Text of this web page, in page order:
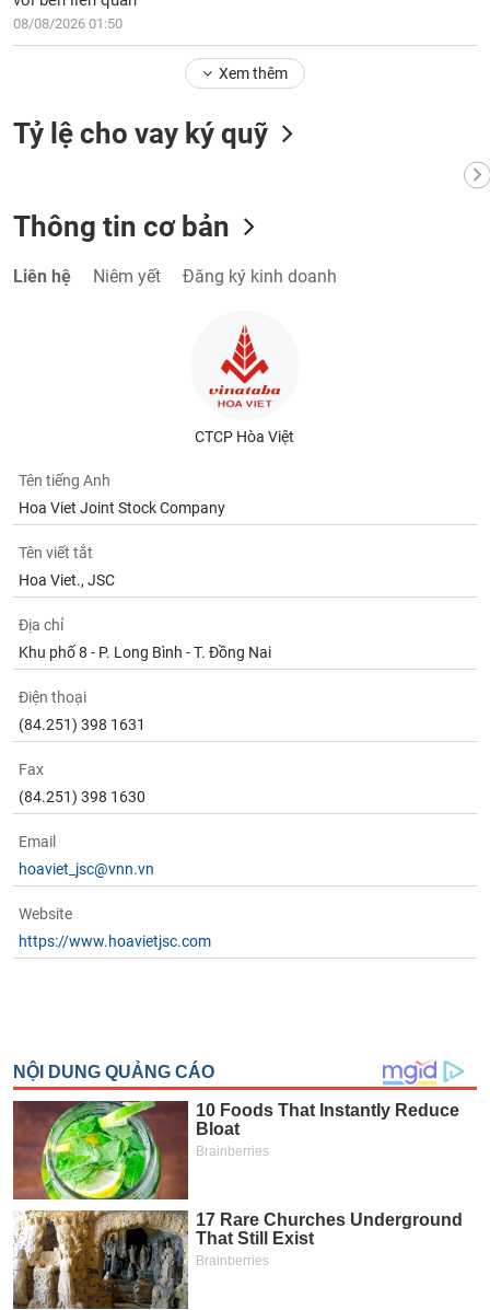
08/08/2026 01:50
Xem thêm
Tỷ lệ cho vay ký quỹ
Thông tin cơ bản
Liên hệ Niêm yết Đăng ký kinh doanh
CTCP Hòa Việt
Tên tiếng Anh
Hoa Viet Joint Stock Company
Tên viết tắt
Hoa Viet., JSC
Địa chỉ
Khu phố 8 - P. Long Bình - T. Đồng Nai
Điện thoại
(84.251) 398 1631
Fax
(84.251) 398 1630
Email
hoaviet_jsc@vnn.vn
Website
https://www.hoavietjsc.com